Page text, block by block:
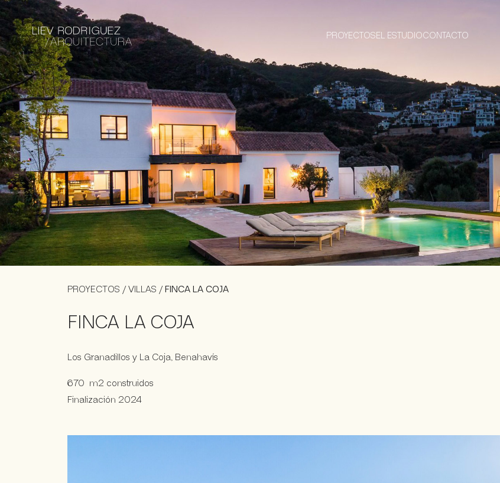
PROYECTOSEL ESTUDIOCONTACTO
PROYECTOS / VILLAS / FINCA LA COJA
FINCA LA COJA
Los Granadillos y La Coja, Benahavís
670 m2 construidos
Finalización 2024